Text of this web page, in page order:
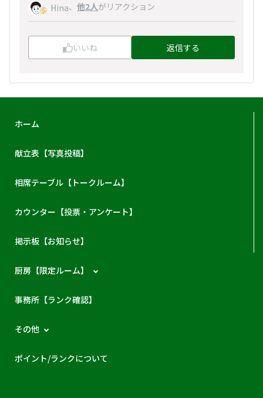
Hina、 他2人がリアクション
いいね 返信する
ホーム
献立表【写真投稿】
相席テーブル【トークルーム】
カウンター【投票・アンケート】
掲示板【お知らせ】
厨房【限定ルーム】
事務所【ランク確認】
その他
ポイント/ランクについて